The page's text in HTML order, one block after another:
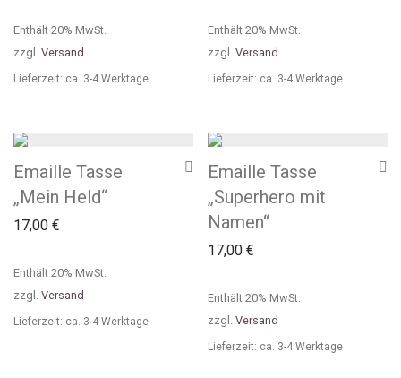
Enthält 20% MwSt.
zzgl. Versand
Lieferzeit: ca. 3-4 Werktage
Enthält 20% MwSt.
zzgl. Versand
Lieferzeit: ca. 3-4 Werktage
Emaille Tasse
„Mein Held“
17,00 €
Enthält 20% MwSt.
zzgl. Versand
Lieferzeit: ca. 3-4 Werktage
Emaille Tasse
„Superhero mit
Namen“
17,00 €
Enthält 20% MwSt.
zzgl. Versand
Lieferzeit: ca. 3-4 Werktage